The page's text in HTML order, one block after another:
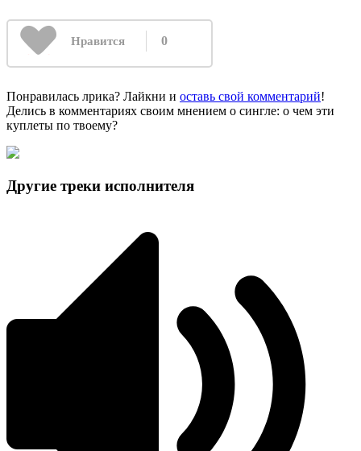
Нравится 0
Понравилась лрика? Лайкни и оставь свой комментарий!
Делись в комментариях своим мнением о сингле: о чем эти
куплеты по твоему?
Другие треки исполнителя